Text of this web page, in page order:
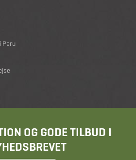
Peru
OG GODE TILBUD I